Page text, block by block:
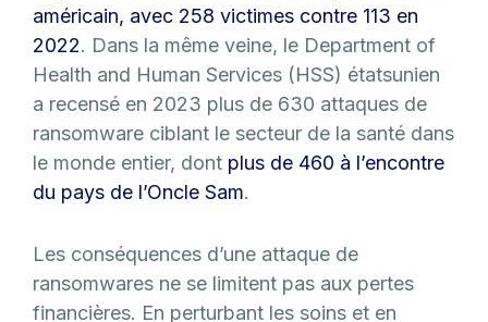
américain, avec 258 victimes contre 113 en
2022. Dans la même veine, le Department of
Health and Human Services (HSS) étatsunien
a recensé en 2023 plus de 630 attaques de
ransomware ciblant le secteur de la santé dans
le monde entier, dont plus de 460 à l’encontre
du pays de l’Oncle Sam.
Les conséquences d’une attaque de
ransomwares ne se limitent pas aux pertes
financières. En perturbant les soins et en